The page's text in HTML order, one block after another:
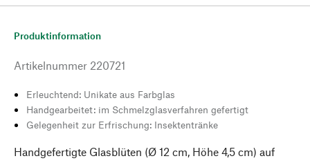
Produktinformation
Artikelnummer 220721
Erleuchtend: Unikate aus Farbglas
Handgearbeitet: im Schmelzglasverfahren gefertigt
Gelegenheit zur Erfrischung: Insektentränke
Handgefertigte Glasblüten (Ø 12 cm, Höhe 4,5 cm) auf